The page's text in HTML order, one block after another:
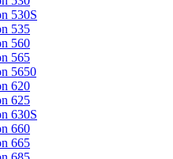
530S
535
560
565
5650
620
625
630S
660
665